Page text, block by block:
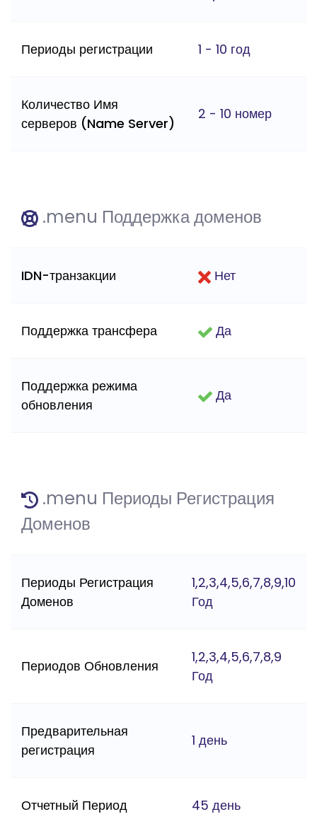
Периоды регистрации 1 - 10 год
Количество Имя
серверов (Name Server)
2 - 10 номер
.menu Поддержка доменов
IDN-транзакции Нет
Поддержка трансфера Да
Поддержка режима
обновления
Да
.menu Периоды Регистрация
Доменов
Периоды Регистрация
Доменов
1,2,3,4,5,6,7,8,9,10
Год
Периодов Обновления
1,2,3,4,5,6,7,8,9
Год
Предварительная
регистрация
1 день
Отчетный Период 45 день